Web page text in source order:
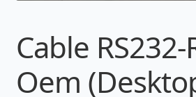
Cable RS232-
Oem